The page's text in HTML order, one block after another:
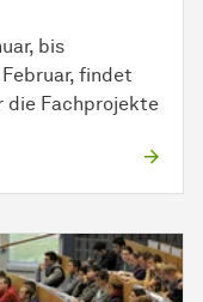
bis
findet
die Fachprojekte